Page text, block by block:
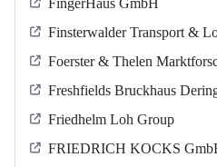
FingerHaus GmbH
Finsterwalder Transport &
Foerster & Thelen
Freshfields Bruckhaus
Friedhelm Loh Group
FRIEDRICH KOCKS